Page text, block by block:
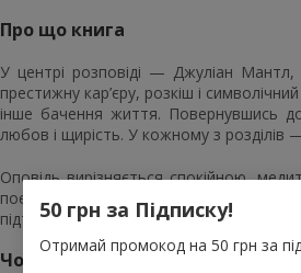
Про що книга
У центрі розповіді — Джуліан Мантл,
престижну кар’єру, розкіш і
інше бачення життя. Повернувшись
любов і щирість. У кожному з розділів
Оповідь вирізняється спокійною,
поєднує прості метафори,
підтримки й відкритого простору, де
Чому варто прочитати книгу
50 грн за Підписку!
Отримай промокод на 50 грн за